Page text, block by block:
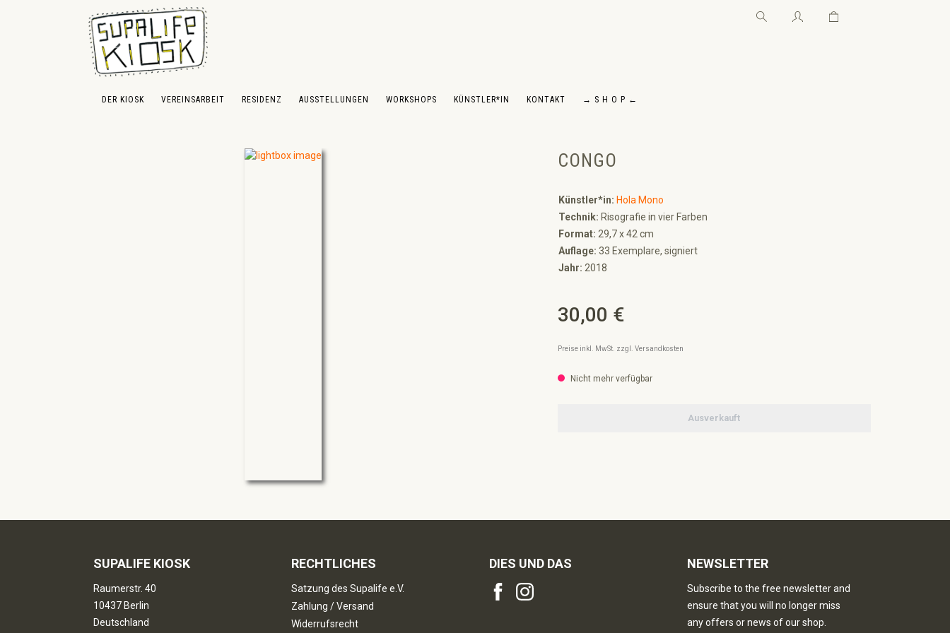
Hauptinhalt springen
Zur Suche springen
Zur Hauptnavigation springen Warenkorb enthält 0
DER KIOSK VEREINSARBEIT RESIDENZ AUSSTELLUNGEN WORKSHOPS KÜNSTLER*IN KONTAKT → S H O P ←
CONGO
Künstler*in: Hola Mono
Technik: Risografie in vier Farben
Format: 29,7 x 42 cm
Auflage: 33 Exemplare, signiert
Jahr: 2018
Regulärer Preis:
30,00 €
Preise inkl. MwSt. zzgl. Versandkosten
Nicht mehr verfügbar
Ausverkauft
SUPALIFE KIOSK
Raumerstr. 40
10437 Berlin
Deutschland
RECHTLICHES
Satzung des Supalife e.V.
Zahlung / Versand
Widerrufsrecht
DIES UND DAS NEWSLETTER
Subscribe to the free newsletter and
ensure that you will no longer miss
any offers or news of our shop.